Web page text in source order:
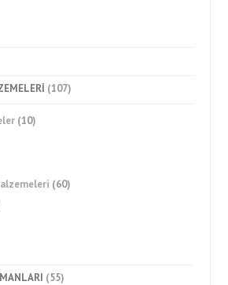
(107)
(10)
(60)
(55)